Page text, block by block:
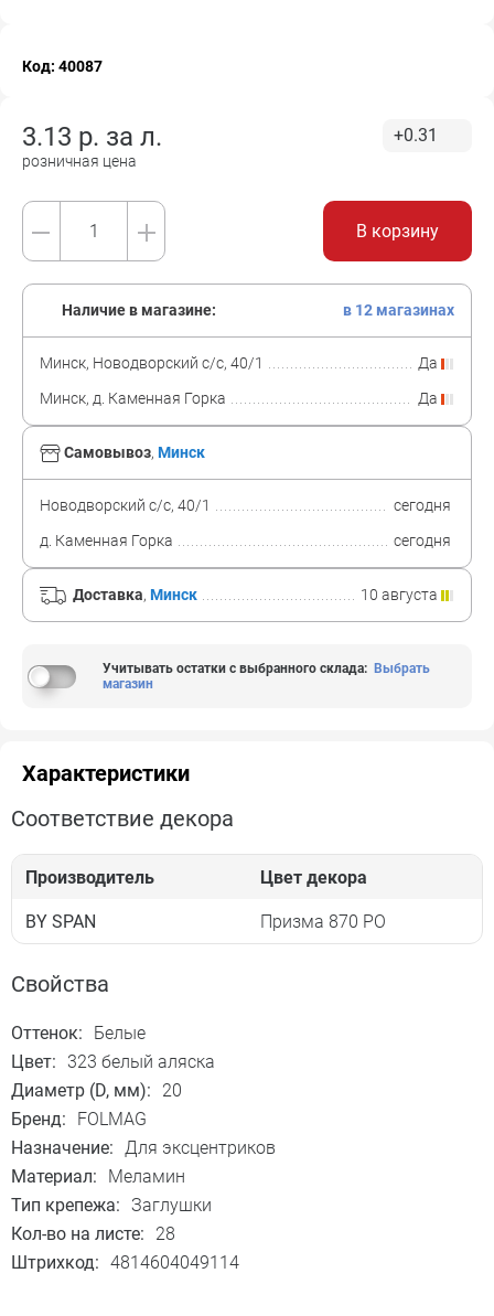
Код: 40087
3.13 р. за л.
розничная цена
+0.31
В корзину
Самовывоз, Минск
Новодворский с/с, 40/1
сегодня
д. Каменная Горка
сегодня
Доставка, Минск 10 августа
Наличие в магазине: в 12 магазинах
Минск, Новодворский с/с, 40/1
Да
Минск, д. Каменная Горка
Да
Учитывать остатки с выбранного склада: Выбрать
магазин
Характеристики
Соответствие декора
Производитель Цвет декора
BY SPAN Призма 870 PO
Свойства
Оттенок:
Белые
Цвет:
323 белый аляска
Диаметр (D, мм):
20
Бренд:
FOLMAG
Назначение: Для эксцентриков
Материал:
Меламин
Тип крепежа: Заглушки
Кол-во на листе:
28
Штрихкод: 4814604049114